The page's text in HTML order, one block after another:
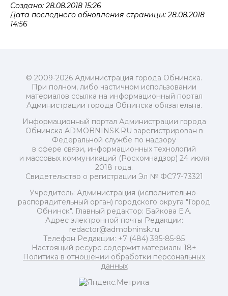
Создано: 28.08.2018 15:26
Дата последнего обновления страницы: 28.08.2018
14:56
© 2009-2026 Администрация города Обнинска.
При полном, либо частичном использовании
материалов ссылка на информационный портал
Администрации города Обнинска обязательна.
Информационный портал Администрации города
Обнинска ADMOBNINSK.RU зарегистрирован в
Федеральной службе по надзору
в сфере связи, информационных технологий
и массовых коммуникаций (Роскомнадзор) 24 июля
2018 года.
Свидетельство о регистрации Эл № ФС77-73321
Учредитель: Администрация (исполнительно-
распорядительный орган) городского округа "Город
Обнинск". Главный редактор: Байкова Е.А.
Адрес электронной почты Редакции:
redactor@admobninsk.ru
Телефон Редакции: +7 (484) 395-85-85
Настоящий ресурс содержит материалы 18+
Политика в отношении обработки персональных
данных